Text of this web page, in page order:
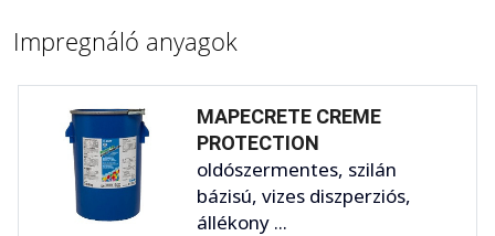
Impregnáló anyagok
MAPECRETE CREME
PROTECTION
oldószermentes, szilán
bázisú, vizes diszperziós,
állékony ...